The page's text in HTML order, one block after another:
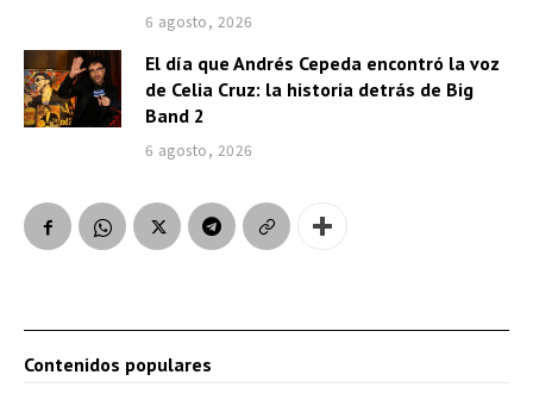
6 agosto, 2026
El día que Andrés Cepeda encontró la voz
de Celia Cruz: la historia detrás de Big
Band 2
6 agosto, 2026
Contenidos populares